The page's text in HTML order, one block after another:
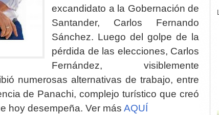
excandidato a la Gobernación de
Santander, Carlos Fernando
Sánchez. Luego del golpe de la
pérdida de las elecciones, Carlos
Fernández, visiblemente
numerosas alternativas de trabajo, entre
de Panachi, complejo turístico que creó
hoy desempeña. Ver más AQUÍ